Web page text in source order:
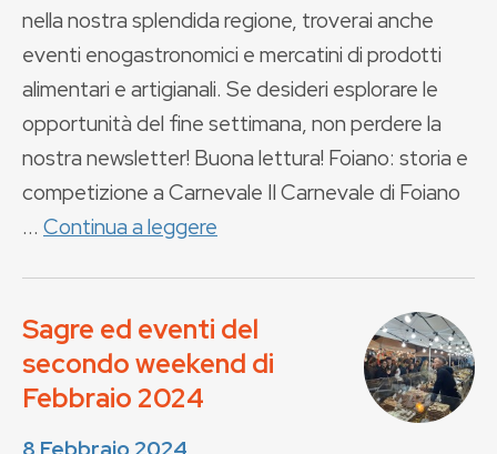
nella nostra splendida regione, troverai anche
eventi enogastronomici e mercatini di prodotti
alimentari e artigianali. Se desideri esplorare le
opportunità del fine settimana, non perdere la
nostra newsletter! Buona lettura! Foiano: storia e
competizione a Carnevale Il Carnevale di Foiano
... Continua a leggere
Sagre ed eventi del
secondo weekend di
Febbraio 2024